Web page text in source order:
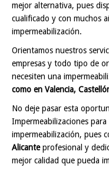
mejor alternativa, pues
cualificado y con muchos
impermeabilización.
Orientamos nuestros
empresas y todo tipo de
necesiten una
como en Valencia,
No deje pasar esta
Impermeabilizaciones
impermeabilización, pues
Alicanteprofesional y
mejor calidad que pueda